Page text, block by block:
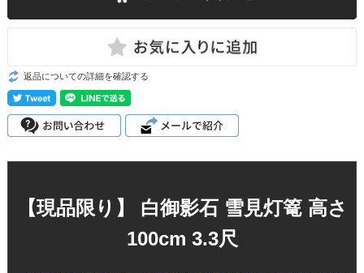
返品についての詳細を確認する
【現品限り】 白御影石 雪見灯篭 高さ
100cm 3.3尺